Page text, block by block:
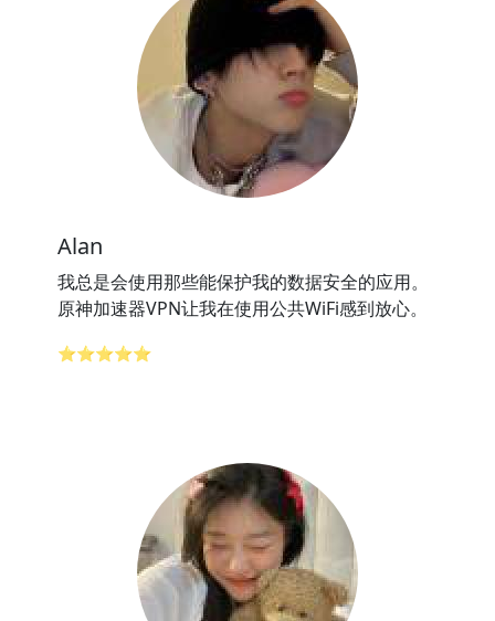
Alan
我总是会使用那些能保护我的数据安全的应用。
原神加速器VPN让我在使用公共WiFi感到放心。
⭐⭐⭐⭐⭐